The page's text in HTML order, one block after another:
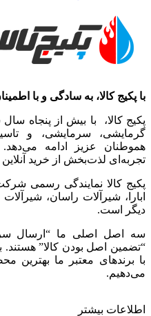
با پکیج کالا، به سادگی و با
پکیج کالا، با بیش از پنجاه
گرمایشی، سرمایشی، و
هموطنان عزیز ادامه
تجربه‌ای لذت‌بخش از خرید
پکیج کالا نمایندگی رسمی
ابارا، شیرآلات راسان،
دیگر است.
سه اصل اصلی ما “ارسال
“تضمین اصل بودن کالا” هستند.
با برندهای معتبر ما بهترین
می‌دهیم.
اطلاعات بیشتر